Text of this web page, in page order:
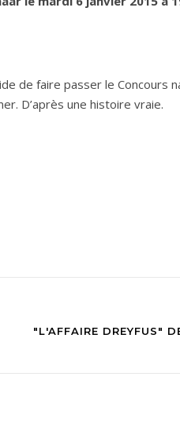
de faire passer le Concours
D’après une histoire vraie.
"L'AFFAIRE DREYFUS"